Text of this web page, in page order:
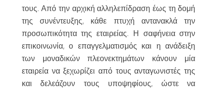
τους. Από την αρχική αλληλεπίδραση έως τη δομή
της συνέντευξης, κάθε πτυχή αντανακλά την
προσωπικότητα της εταιρείας. Η σαφήνεια στην
επικοινωνία, ο επαγγελματισμός και η ανάδειξη
των μοναδικών πλεονεκτημάτων κάνουν μία
εταιρεία να ξεχωρίζει από τους ανταγωνιστές της
και δελεάζουν τους υποψηφίους, ώστε να